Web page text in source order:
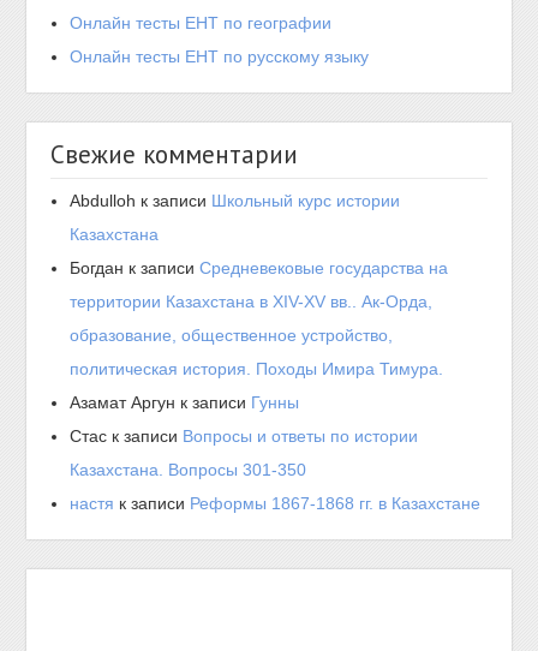
Онлайн тесты ЕНТ по географии
Онлайн тесты ЕНТ по русскому языку
Свежие комментарии
Abdulloh к записи Школьный курс истории
Казахстана
Богдан к записиСредневековые государства на
территории Казахстана в XIV-XV вв.. Ак-Орда,
образование, общественное устройство,
политическая история. Походы Имира Тимура.
Азамат Аргун к записи Гунны
Стас к записи Вопросы и ответы по истории
Казахстана. Вопросы 301-350
настя к записи Реформы 1867-1868 гг. в Казахстане